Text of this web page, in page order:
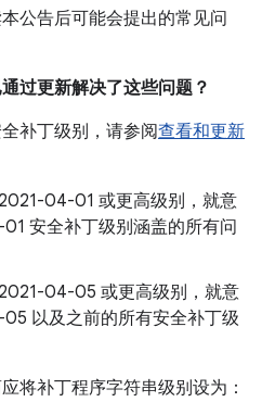
公告后可能会提出的常见问
过更新解决了这些问题？
补丁级别，请参阅查看和更新
04-01 或更高级别，就意
安全补丁级别涵盖的所有问
04-05 或更高级别，就意
以及之前的所有安全补丁级
将补丁程序字符串级别设为：